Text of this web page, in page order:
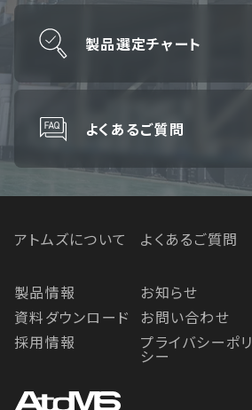
製品選定チャート
よくあるご質問
アトムズについて
製品情報
資料ダウンロード
採用情報
よくあるご質問
お知らせ
お問い合わせ
プライバシーポリ
シー